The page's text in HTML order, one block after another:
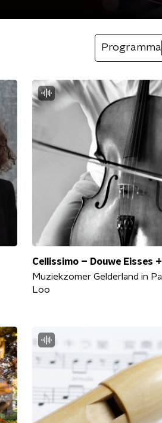
Programma
Cellissimo – Douwe Eisses
Muziekzomer Gelderland in
Loo